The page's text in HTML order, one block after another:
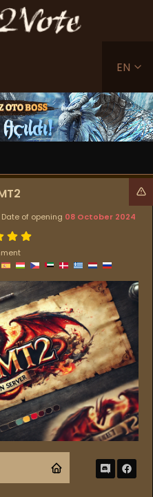
EN
Date of opening 08 October 2024